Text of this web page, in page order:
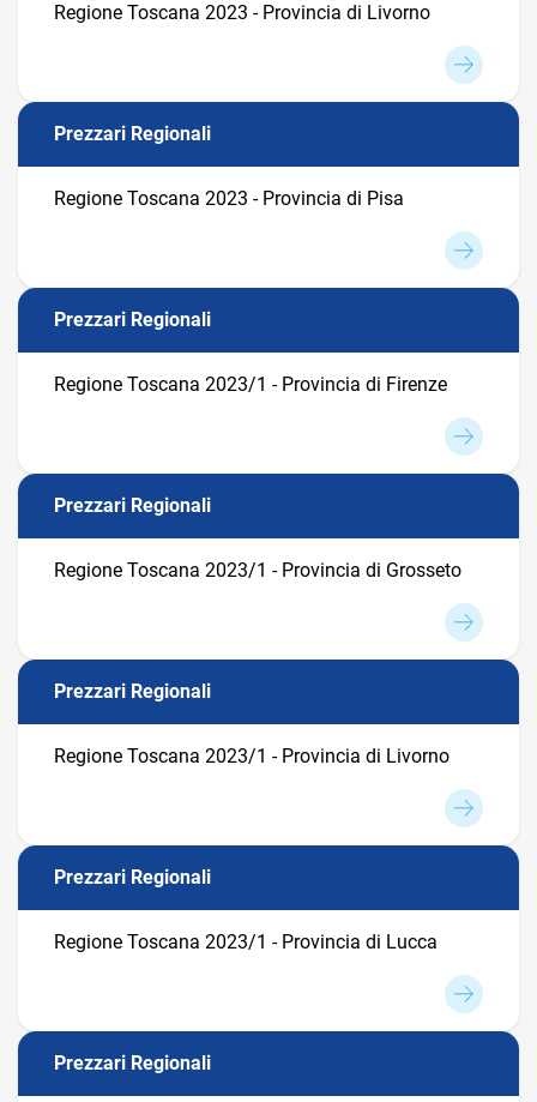
Regione Toscana 2023 - Provincia di Livorno
Prezzari Regionali
Regione Toscana 2023 - Provincia di Pisa
Prezzari Regionali
Regione Toscana 2023/1 - Provincia di Firenze
Prezzari Regionali
Regione Toscana 2023/1 - Provincia di Grosseto
Prezzari Regionali
Regione Toscana 2023/1 - Provincia di Livorno
Prezzari Regionali
Regione Toscana 2023/1 - Provincia di Lucca
Prezzari Regionali